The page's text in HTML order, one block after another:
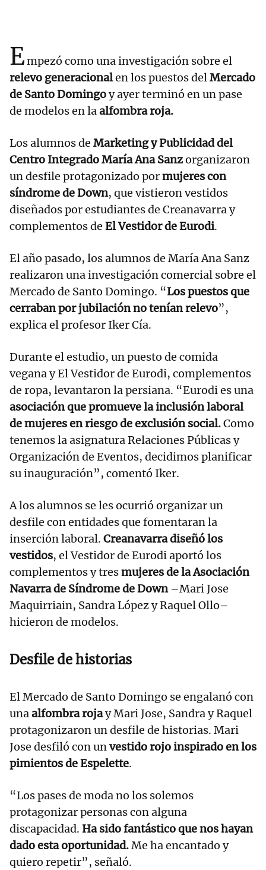
Empezó como una investigación sobre el
relevo generacionalen los puestos delMercado
de Santo Domingoy ayer terminó en un pase
de modelos en laalfombra roja.
Los alumnos de Marketing y Publicidad del
Centro Integrado María Ana Sanzorganizaron
un desfile protagonizado pormujeres con
síndrome de Down, que vistieron vestidos
diseñados por estudiantes de Creanavarra y
complementos de El Vestidor de Eurodi.
El año pasado, los alumnos de María Ana Sanz
realizaron una investigación comercial sobre el
Mercado de Santo Domingo. “Los puestos que
cerraban por jubilación no tenían relevo”,
explica el profesor Iker Cía.
Durante el estudio, un puesto de comida
vegana y El Vestidor de Eurodi, complementos
de ropa, levantaron la persiana. “Eurodi es una
asociación que promueve la inclusión laboral
de mujeres en riesgo de exclusión social.Como
tenemos la asignatura Relaciones Públicas y
Organización de Eventos, decidimos planificar
su inauguración”, comentó Iker.
A los alumnos se les ocurrió organizar un
desfile con entidades que fomentaran la
inserción laboral. Creanavarra diseñó los
vestidos, el Vestidor de Eurodi aportó los
complementos y tresmujeres de la Asociación
Navarra de Síndrome de Down–Mari Jose
Maquirriain, Sandra López y Raquel Ollo–
hicieron de modelos.
Desfile de historias
El Mercado de Santo Domingo se engalanó con
unaalfombra rojay Mari Jose, Sandra y Raquel
protagonizaron un desfile de historias. Mari
Jose desfiló con unvestido rojo inspirado en los
pimientos de Espelette.
“Los pases de moda no los solemos
protagonizar personas con alguna
discapacidad. Ha sido fantástico que nos hayan
dado esta oportunidad.Me ha encantado y
quiero repetir”, señaló.